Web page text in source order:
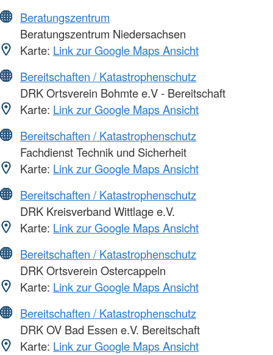
Beratungszentrum
Beratungszentrum Niedersachsen
Karte: Link zur Google Maps Ansicht
Bereitschaften / Katastrophenschutz
DRK Ortsverein Bohmte e.V - Bereitschaft
Karte: Link zur Google Maps Ansicht
Bereitschaften / Katastrophenschutz
Fachdienst Technik und Sicherheit
Karte: Link zur Google Maps Ansicht
Bereitschaften / Katastrophenschutz
DRK Kreisverband Wittlage e.V.
Karte: Link zur Google Maps Ansicht
Bereitschaften / Katastrophenschutz
DRK Ortsverein Ostercappeln
Karte: Link zur Google Maps Ansicht
Bereitschaften / Katastrophenschutz
DRK OV Bad Essen e.V. Bereitschaft
Karte: Link zur Google Maps Ansicht